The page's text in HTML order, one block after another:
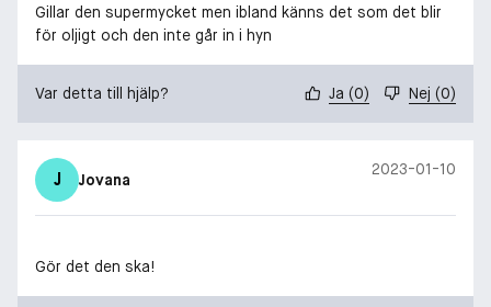
Gillar den supermycket men ibland känns det som det blir
för oljigt och den inte går in i hyn
Var detta till hjälp? Ja (0) Nej (0)
J Jovana
2023-01-10
Gör det den ska!